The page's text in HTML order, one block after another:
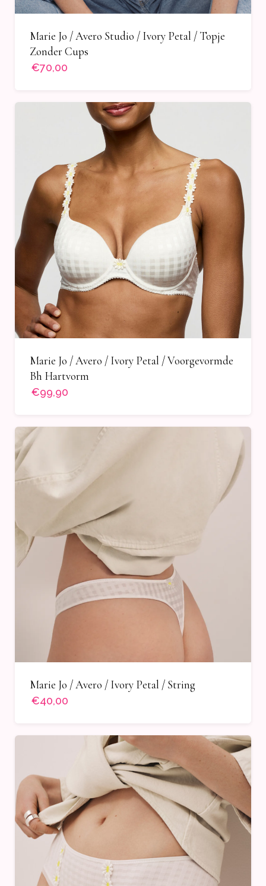
Marie Jo / Avero Studio / Ivory Petal / Topje
Zonder Cups
€70,00
Marie Jo / Avero / Ivory Petal / Voorgevormde
Bh Hartvorm
€99,90
Marie Jo / Avero / Ivory Petal / String
€40,00